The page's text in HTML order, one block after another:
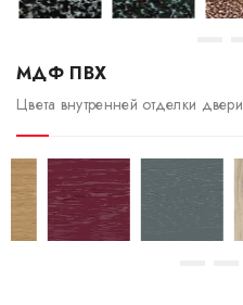
МДФ ПВХ
Цвета внутренней отделки двери